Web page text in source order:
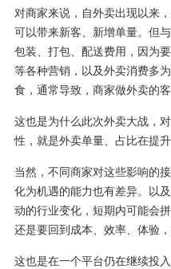
对商家来说，自外卖出现以来
可以带来新客、新增单量。但
包装、打包、配送费用，因为
等各种营销，以及外卖消费多
食，通常导致，商家做外卖的
这也是为什么此次外卖大战，
性，就是外卖单量、占比在提
当然，不同商家对这些影响的
化为机遇的能力也有差异。以
动的行业变化，短期内可能会
还是要回到成本、效率、体验
这也是在一个平台仍在继续投